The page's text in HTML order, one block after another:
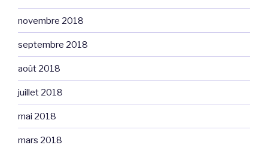
novembre 2018
septembre 2018
août 2018
juillet 2018
mai 2018
mars 2018